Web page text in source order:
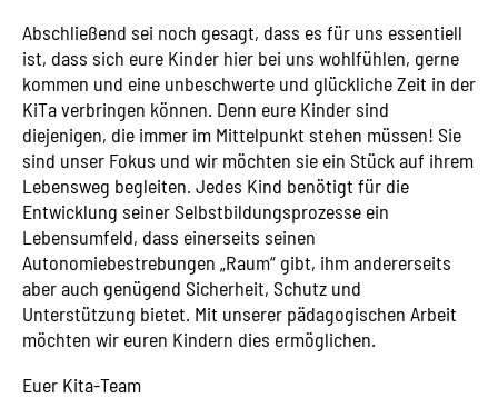
Abschließend sei noch gesagt, dass es für uns essentiell
ist, dass sich eure Kinder hier bei uns wohlfühlen, gerne
kommen und eine unbeschwerte und glückliche Zeit in der
KiTa verbringen können. Denn eure Kinder sind
diejenigen, die immer im Mittelpunkt stehen müssen! Sie
sind unser Fokus und wir möchten sie ein Stück auf ihrem
Lebensweg begleiten. Jedes Kind benötigt für die
Entwicklung seiner Selbstbildungsprozesse ein
Lebensumfeld, dass einerseits seinen
Autonomiebestrebungen „Raum“ gibt, ihm andererseits
aber auch genügend Sicherheit, Schutz und
Unterstützung bietet. Mit unserer pädagogischen Arbeit
möchten wir euren Kindern dies ermöglichen.
Euer Kita-Team